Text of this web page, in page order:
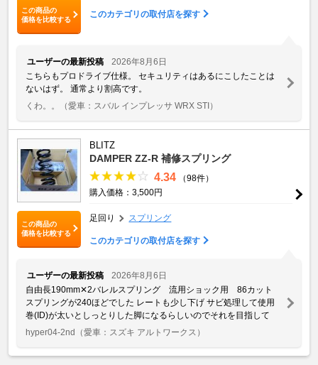
この商品の
価格を比較する
このカテゴリの取付店を探す
ユーザーの最新投稿
2026年8月6日
こちらもプロドライブ仕様。 セキュリティはあるにこしたことは
ないはず。 通常より割高です。
くわ。。
（愛車：スバル インプレッサ WRX STI）
この商品の
価格を比較する
BLITZ
DAMPER ZZ-R 補修スプリング
4.34
（98件）
購入価格：3,500円
足回り スプリング
このカテゴリの取付店を探す
ユーザーの最新投稿
2026年8月6日
自由長190mm✕2バレルスプリング 流用ショック用 86カット
スプリングが240ほどでした レートも少し下げ サビ処理して使用
巻(ID)が太いとしっとりした脚になるらしいのでそれを目指して
hyper04-2nd （愛車：スズキ アルトワークス）